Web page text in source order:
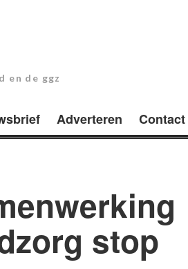
en de ggz
Adverteren Contact
stop